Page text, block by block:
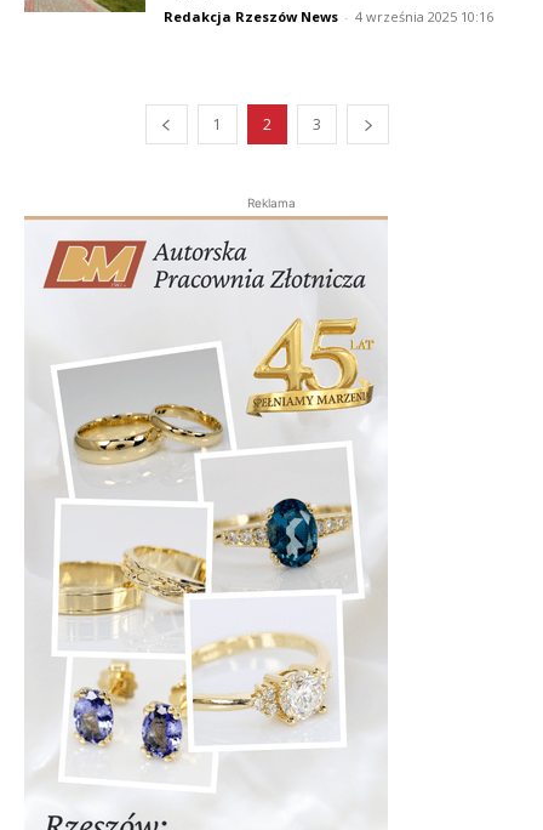
Redakcja Rzeszów News - 4 września 2025 10:16
1 2 3
Reklama